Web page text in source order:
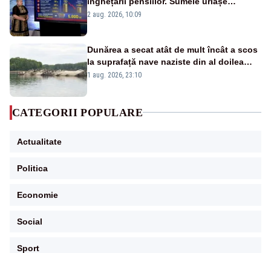
pierdute de fiecare român
2 aug. 2026, 10:09
Dunărea a secat atât de mult încât a scos
la suprafață nave naziste din al doilea
război mondial
1 aug. 2026, 23:10
CATEGORII POPULARE
Actualitate
Politica
Economie
Social
Sport